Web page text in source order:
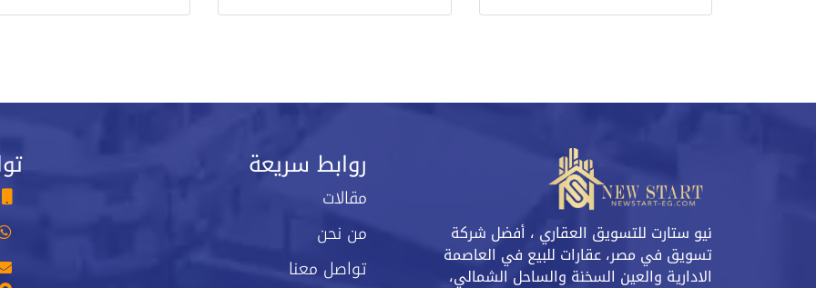
نيو ستارت للتسويق العقاري ، أفضل شركة
تسويق في مصر، عقارات للبيع في العاصمة
الادارية والعين السخنة والساحل الشمالي،
روابط سريعة
مقالات
من نحن
تواصل معنا